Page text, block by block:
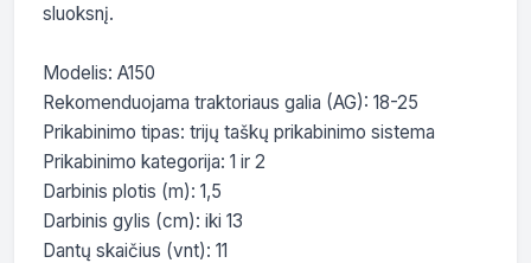
sluoksnį.
Modelis: A150
Rekomenduojama traktoriaus galia (AG): 18-25
Prikabinimo tipas: trijų taškų prikabinimo sistema
Prikabinimo kategorija: 1 ir 2
Darbinis plotis (m): 1,5
Darbinis gylis (cm): iki 13
Dantų skaičius (vnt): 11